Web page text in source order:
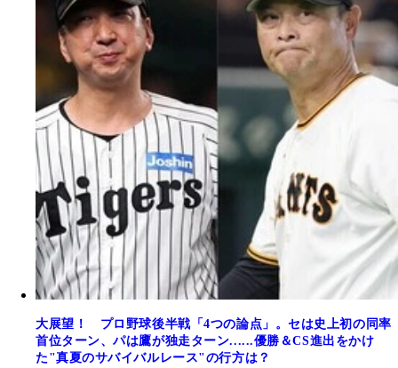
大展望！ プロ野球後半戦「4つの論点」。セは史上初の同率
首位ターン、パは鷹が独走ターン......優勝＆CS進出をかけ
た"真夏のサバイバルレース"の行方は？